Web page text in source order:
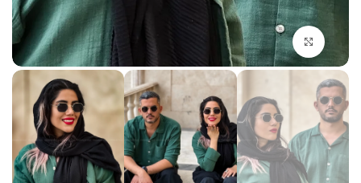
برای بزرگنمایی کلیک کنید